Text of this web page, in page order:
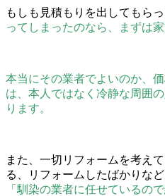
もしも見積もりを出してもらっ
ってしまったのなら、まずは
本当にその業者でよいのか、
は、本人ではなく冷静な周囲
ります。
また、一切リフォームを考え
る、リフォームしたばかりな
「馴染の業者に任せているの